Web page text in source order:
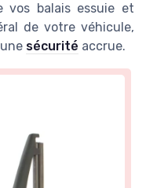
vos balais essuie et
de votre véhicule,
sécurité accrue.